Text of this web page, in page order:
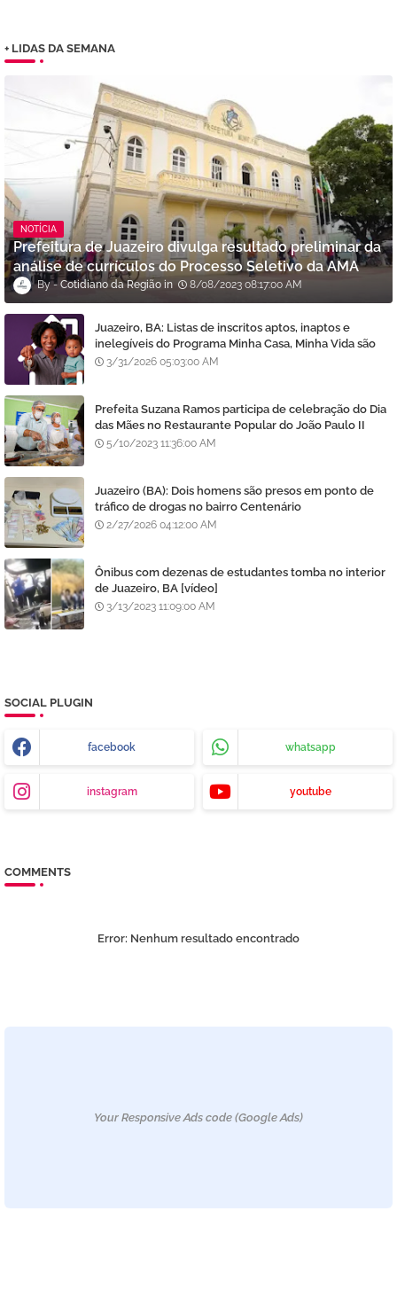
+ LIDAS DA SEMANA
NOTÍCIA
Prefeitura de Juazeiro divulga resultado preliminar da
análise de currículos do Processo Seletivo da AMA
Cotidiano da Região 8/08/2023 08:17:00 AM
Juazeiro, BA: Listas de inscritos aptos, inaptos e
inelegíveis do Programa Minha Casa, Minha Vida são
divulgadas
3/31/2026 05:03:00 AM
Prefeita Suzana Ramos participa de celebração do Dia
das Mães no Restaurante Popular do João Paulo II
5/10/2023 11:36:00 AM
Juazeiro (BA): Dois homens são presos em ponto de
tráfico de drogas no bairro Centenário
2/27/2026 04:12:00 AM
Ônibus com dezenas de estudantes tomba no interior
de Juazeiro, BA [vídeo]
3/13/2023 11:09:00 AM
SOCIAL PLUGIN
facebook whatsapp
instagram youtube
COMMENTS
Error: Nenhum resultado encontrado
Your Responsive Ads code (Google Ads)